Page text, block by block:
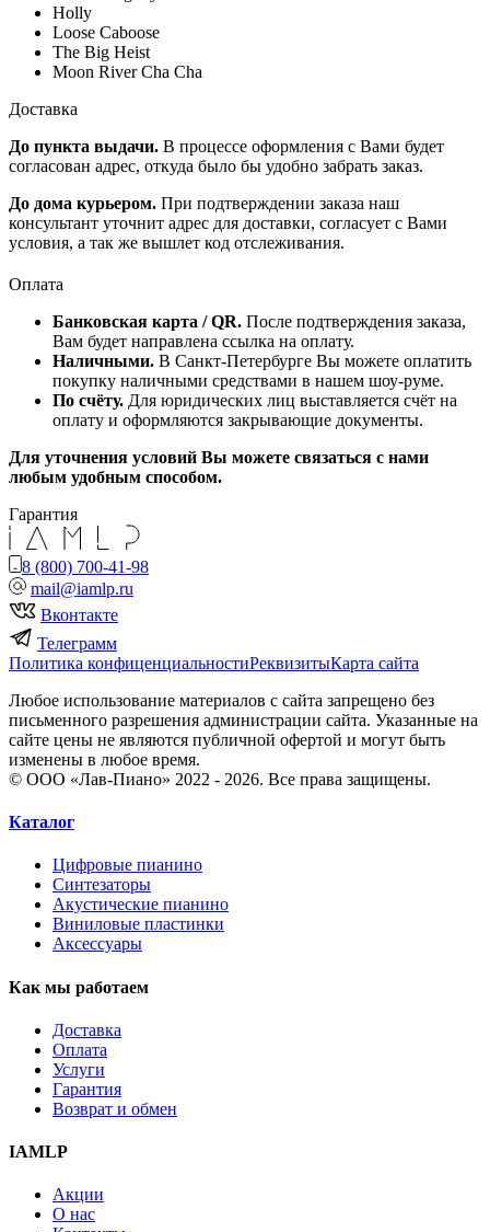
Holly
Loose Caboose
The Big Heist
Moon River Cha Cha
Доставка
До пункта выдачи. В процессе оформления с Вами будет
согласован адрес, откуда было бы удобно забрать заказ.
До дома курьером. При подтверждении заказа наш
консультант уточнит адрес для доставки, согласует с Вами
условия, а так же вышлет код отслеживания.
Оплата
Банковская карта / QR. После подтверждения заказа,
Вам будет направлена ссылка на оплату.
Наличными. В Санкт-Петербурге Вы можете оплатить
покупку наличными средствами в нашем шоу-руме.
По счёту. Для юридических лиц выставляется счёт на
оплату и оформляются закрывающие документы.
Для уточнения условий Вы можете связаться с нами
любым удобным способом.
Гарантия
8 (800) 700-41-98
mail@iamlp.ru
Вконтакте
Телеграмм
Политика конфиценциальностиРеквизитыКарта сайта
Любое использование материалов с сайта запрещено без
письменного разрешения администрации сайта. Указанные на
сайте цены не являются публичной офертой и могут быть
изменены в любое время.
© ООО «Лав-Пиано» 2022 - 2026. Все права защищены.
Каталог
Цифровые пианино
Синтезаторы
Акустические пианино
Виниловые пластинки
Аксессуары
Как мы работаем
Доставка
Оплата
Услуги
Гарантия
Возврат и обмен
IAMLP
Акции
О нас